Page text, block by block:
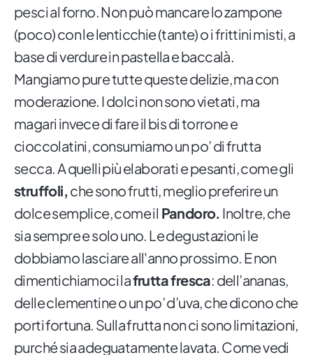
pesci al forno. Non può mancare lo zampone
(poco) con le lenticchie (tante) o i frittini misti, a
base di verdure in pastella e baccalà.
Mangiamo pure tutte queste delizie, ma con
moderazione. I dolci non sono vietati, ma
magari invece di fare il bis di torrone e
cioccolatini, consumiamo un po’ di frutta
secca. A quelli più elaborati e pesanti, come gli
struffoli, che sono frutti, meglio preferire un
dolce semplice, come il Pandoro. Inoltre, che
sia sempre e solo uno. Le degustazioni le
dobbiamo lasciare all'anno prossimo. E non
dimentichiamoci lafrutta fresca: dell’ananas,
delle clementine o un po’ d’uva, che dicono che
porti fortuna. Sulla frutta non ci sono limitazioni,
purché sia adeguatamente lavata. Come vedi